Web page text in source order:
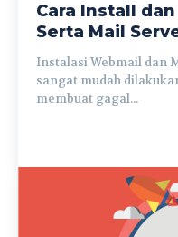
Cara Install
Serta Mail
Instalasi Webmail dan
sangat mudah
membuat gagal...